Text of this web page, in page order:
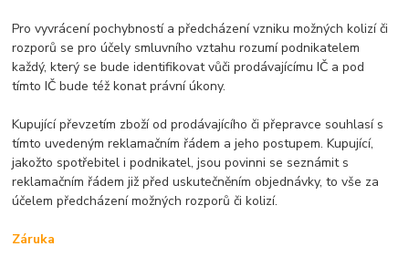
Pro vyvrácení pochybností a předcházení vzniku možných kolizí či
rozporů se pro účely smluvního vztahu rozumí podnikatelem
každý, který se bude identifikovat vůči prodávajícímu IČ a pod
tímto IČ bude též konat právní úkony.
Kupující převzetím zboží od prodávajícího či přepravce souhlasí s
tímto uvedeným reklamačním řádem a jeho postupem. Kupující,
jakožto spotřebitel i podnikatel, jsou povinni se seznámit s
reklamačním řádem již před uskutečněním objednávky, to vše za
účelem předcházení možných rozporů či kolizí.
Záruka